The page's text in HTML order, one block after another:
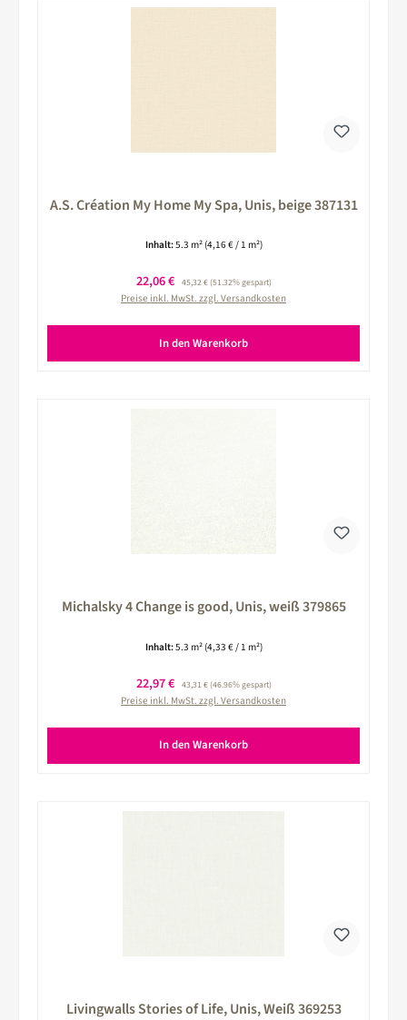
A.S. Création My Home My Spa, Unis, beige 387131
Inhalt:5.3 m² (4,16 € / 1 m²)
Verkaufspreis:
22,06 € Regulärer Preis:
45,32 €(51.32% gespart)
Preise inkl. MwSt. zzgl. Versandkosten
In den Warenkorb
Michalsky 4 Change is good, Unis, weiß 379865
Inhalt:5.3 m² (4,33 € / 1 m²)
Verkaufspreis:
22,97 € Regulärer Preis:
43,31 €(46.96% gespart)
Preise inkl. MwSt. zzgl. Versandkosten
In den Warenkorb
Livingwalls Stories of Life, Unis, Weiß 369253